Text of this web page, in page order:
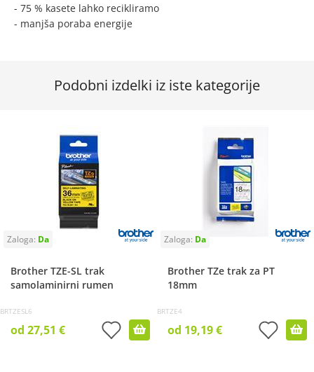
- 75 % kasete lahko recikliramo
- manjša poraba energije
Podobni izdelki iz iste kategorije
Brother TZE-SL trak
samolaminirni rumen
BRTZESL6
od 27,51 €
Brother TZe trak za PT
18mm
BRTZE4
od 19,19 €